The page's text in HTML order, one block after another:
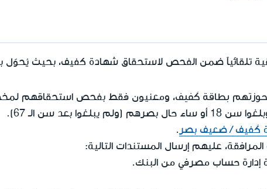
ضمن الفحص لاستحقاق شهادة كفيف، بحيث يُحوّل
بحوزتهم بطاقة كَفيف، ومعنيون فقط بفحص استحقاقهم
بعد سن الـ 67).
كَفيف / ضعيف بصر .
عليهم إرسال المستندات التالية:
حساب مصرفي من البنك.